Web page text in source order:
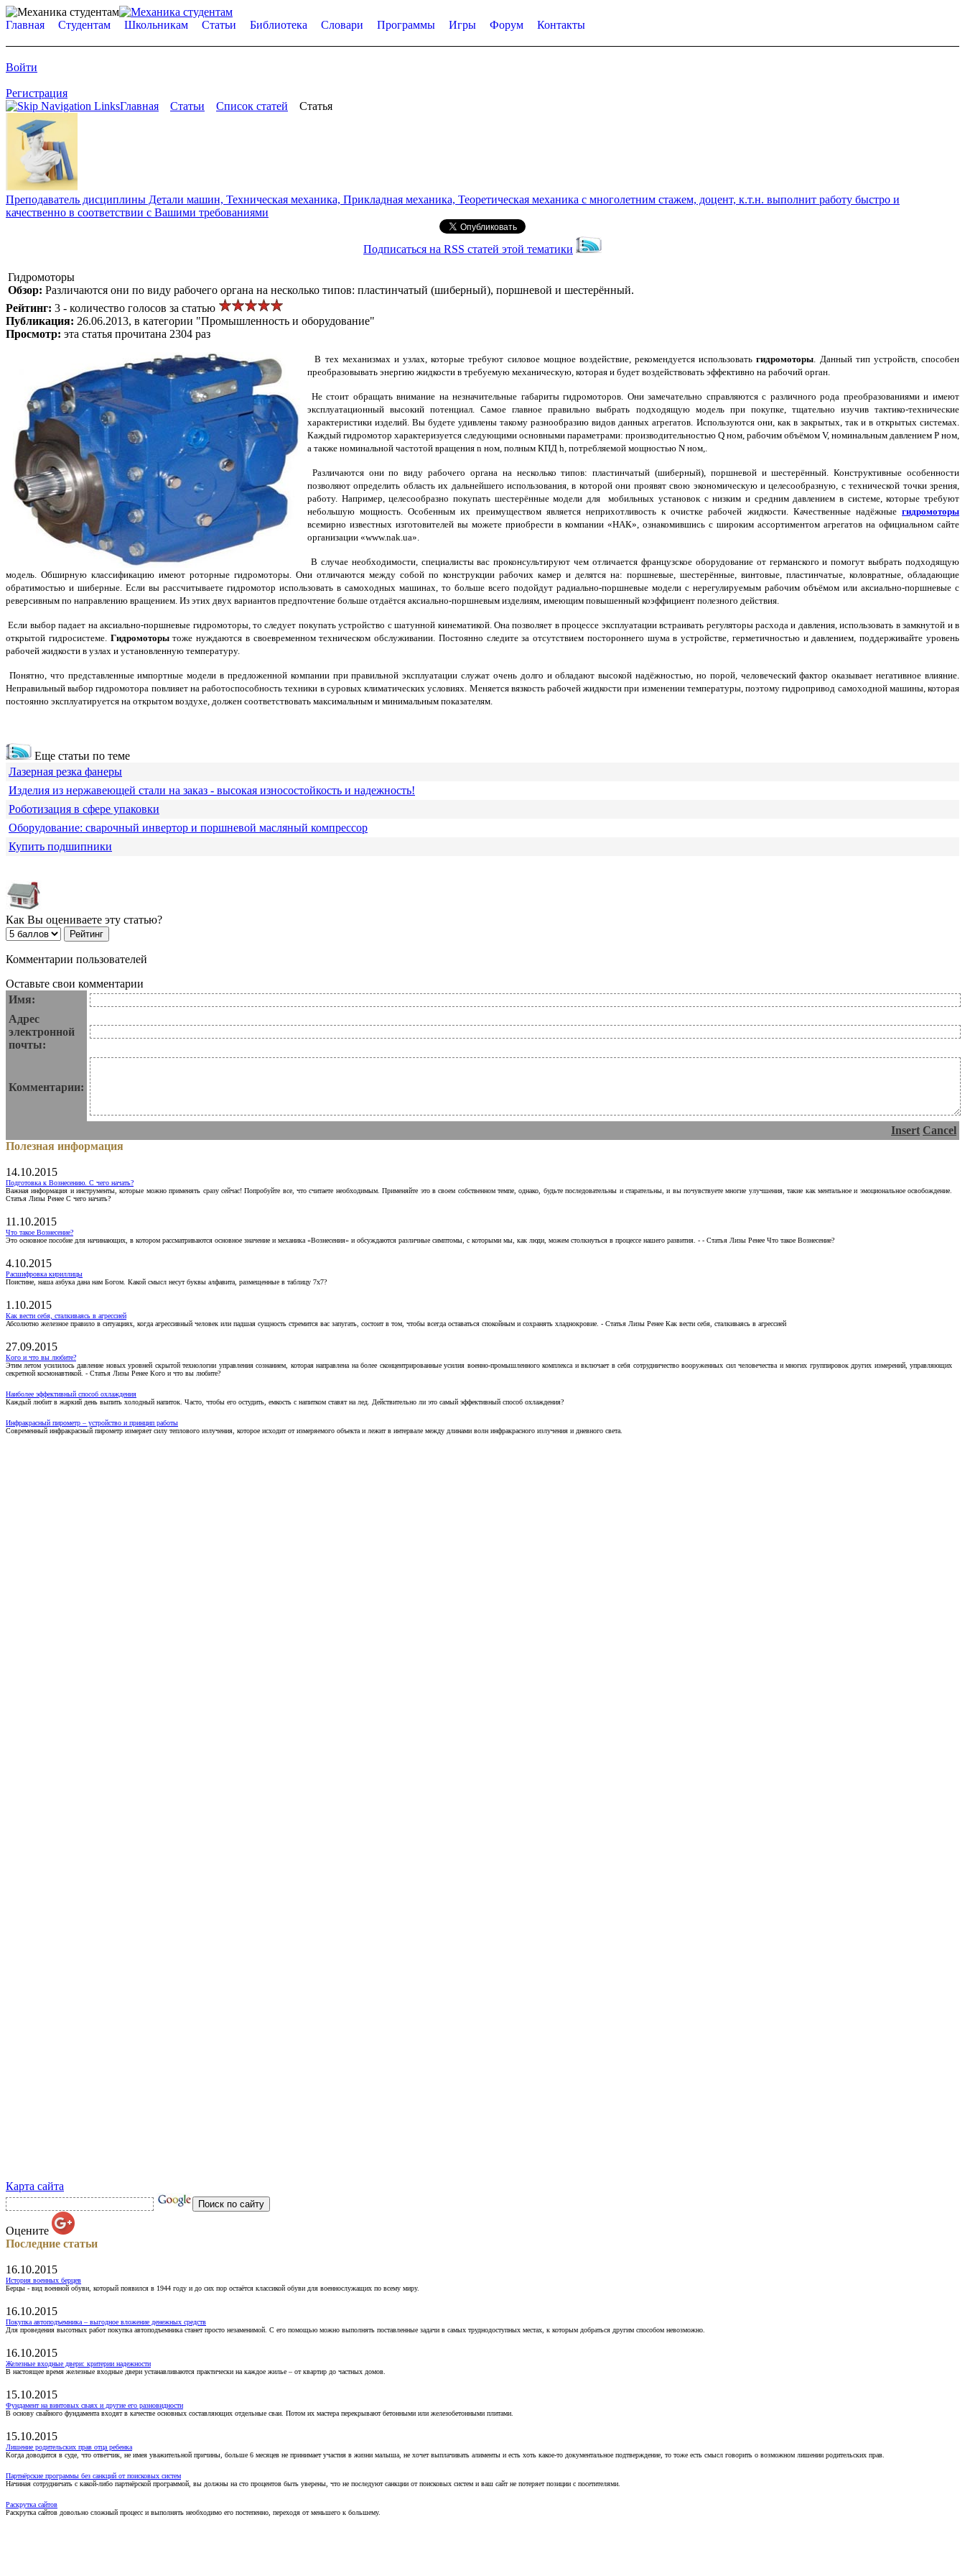
Главная Студентам Школьникам Статьи Библиотека Словари Программы Игры Форум Контакты
Войти
Регистрация
Главная
Статьи Список статей Статья
Преподаватель дисциплины Детали машин, Техническая механика, Прикладная механика, Теоретическая механика с многолетним стажем, доцент, к.т.н. выполнит работу быстро и
качественно в соответствии с Вашими требованиями
Подписаться на RSS статей этой тематики
Гидромоторы
Обзор: Различаются они по виду рабочего органа на несколько типов: пластинчатый (шиберный), поршневой и шестерённый.
Рейтинг: 3 - количество голосов за статью
Публикация: 26.06.2013, в категории "Промышленность и оборудование"
Просмотр: эта статья прочитана 2304 раз
В тех механизмах и узлах, которые требуют силовое мощное воздействие, рекомендуется использоватьгидромоторы . Данный тип устройств, способен
преобразовывать энергию жидкости в требуемую механическую, которая и будет воздействовать эффективно на рабочий орган.
Не стоит обращать внимание на незначительные габариты гидромоторов. Они замечательно справляются с различного рода преобразованиями и имеют
эксплуатационный высокий потенциал. Самое главное правильно выбрать подходящую модель при покупке, тщательно изучив тактико-технические
характеристики изделий. Вы будете удивлены такому разнообразию видов данных агрегатов. Используются они, как в закрытых, так и в открытых системах.
Каждый гидромотор характеризуется следующими основными параметрами: производительностью Q ном, рабочим объёмом V, номинальным давлением Р ном,
а также номинальной частотой вращения n ном, полным КПД h, потребляемой мощностью N ном,.
Различаются они по виду рабочего органа на несколько типов: пластинчатый (шиберный), поршневой и шестерённый. Конструктивные особенности
позволяют определить область их дальнейшего использования, в которой они проявят свою экономическую и целесообразную, с технической точки зрения,
работу. Например, целесообразно покупать шестерённые модели для мобильных установок с низким и средним давлением в системе, которые требуют
небольшую мощность. Особенным их преимуществом является неприхотливость к очистке рабочей жидкости. Качественные надёжные гидромоторы
всемирно известных изготовителей вы можете приобрести в компании «НАК», ознакомившись с широким ассортиментом агрегатов на официальном сайте
организации «www.nak.ua».
В случае необходимости, специалисты вас проконсультируют чем отличается французское оборудование от германского и помогут выбрать подходящую
модель. Обширную классификацию имеют роторные гидромоторы. Они отличаются между собой по конструкции рабочих камер и делятся на: поршневые, шестерённые, винтовые, пластинчатые, коловратные, обладающие
обратимостью и шиберные. Если вы рассчитываете гидромотор использовать в самоходных машинах, то больше всего подойдут радиально-поршневые модели с нерегулируемым рабочим объёмом или аксиально-поршневые с
реверсивным по направлению вращением. Из этих двух вариантов предпочтение больше отдаётся аксиально-поршневым изделиям, имеющим повышенный коэффициент полезного действия.
Если выбор падает на аксиально-поршневые гидромоторы, то следует покупать устройство с шатунной кинематикой. Она позволяет в процессе эксплуатации встраивать регуляторы расхода и давления, использовать в замкнутой и в
открытой гидросистеме. Гидромоторытоже нуждаются в своевременном техническом обслуживании. Постоянно следите за отсутствием постороннего шума в устройстве, герметичностью и давлением, поддерживайте уровень
рабочей жидкости в узлах и установленную температуру.
Понятно, что представленные импортные модели в предложенной компании при правильной эксплуатации служат очень долго и обладают высокой надёжностью, но порой, человеческий фактор оказывает негативное влияние.
Неправильный выбор гидромотора повлияет на работоспособность техники в суровых климатических условиях. Меняется вязкость рабочей жидкости при изменении температуры, поэтому гидропривод самоходной машины, которая
постоянно эксплуатируется на открытом воздухе, должен соответствовать максимальным и минимальным показателям.
Еще статьи по теме
Лазерная резка фанеры
Изделия из нержавеющей стали на заказ - высокая износостойкость и надежность!
Роботизация в сфере упаковки
Оборудование: сварочный инвертор и поршневой масляный компрессор
Купить подшипники
Как Вы оцениваете эту статью?
Комментарии пользователей
Оставьте свои комментарии
Имя:
Адрес
электронной
почты:
Комментарии:
Insert Cancel
Полезная информация
14.10.2015
Подготовка к Вознесению. С чего начать?
Важная информация и инструменты, которые можно применять сразу сейчас! Попробуйте все, что считаете необходимым. Применяйте это в своем собственном темпе, однако, будьте последовательны и старательны, и вы почувствуете многие улучшения, такие как ментальное и эмоциональное освобождение.
Статья Лизы Ренее С чего начать?
11.10.2015
Что такое Вознесение?
Это основное пособие для начинающих, в котором рассматриваются основное значение и механика «Вознесения» и обсуждаются различные симптомы, с которыми мы, как люди, можем столкнуться в процессе нашего развития. - - Статья Лизы Ренее Что такое Вознесение?
4.10.2015
Расшифровка кириллицы
Поистине, наша азбука дана нам Богом. Какой смысл несут буквы алфавита, размещенные в таблицу 7х7?
1.10.2015
Как вести себя, сталкиваясь в агрессией
Абсолютно железное правило в ситуациях, когда агрессивный человек или падшая сущность стремится вас запугать, состоит в том, чтобы всегда оставаться спокойным и сохранять хладнокровие. - Статья Лизы Ренее Как вести себя, сталкиваясь в агрессией
27.09.2015
Кого и что вы любите?
Этим летом усилилось давление новых уровней скрытой технологии управления сознанием, которая направлена на более сконцентрированные усилия военно-промышленного комплекса и включает в себя сотрудничество вооруженных сил человечества и многих группировок других измерений, управляющих
секретной космонавтикой. - Статья Лизы Ренее Кого и что вы любите?
Наиболее эффективный способ охлаждения
Каждый любит в жаркий день выпить холодный напиток. Часто, чтобы его остудить, емкость с напитком ставят на лед. Действительно ли это самый эффективный способ охлаждения?
Инфракрасный пирометр – устройство и принцип работы
Современный инфракрасный пирометр измеряет силу теплового излучения, которое исходит от измеряемого объекта и лежит в интервале между длинами волн инфракрасного излучения и дневного света.
Карта сайта
Оцените
Последние статьи
16.10.2015
История военных берцев
Берцы - вид военной обуви, который появился в 1944 году и до сих пор остаётся классикой обуви для военнослужащих по всему миру.
16.10.2015
Покупка автоподъемника – выгодное вложение денежных средств
Для проведения высотных работ покупка автоподъемника станет просто незаменимой. С его помощью можно выполнять поставленные задачи в самых труднодоступных местах, к которым добраться другим способом невозможно.
16.10.2015
Железные входные двери: критерии надежности
В настоящее время железные входные двери устанавливаются практически на каждое жилье – от квартир до частных домов.
15.10.2015
Фундамент на винтовых сваях и другие его разновидности
В основу свайного фундамента входят в качестве основных составляющих отдельные сваи. Потом их мастера перекрывают бетонными или железобетонными плитами.
15.10.2015
Лишение родительских прав отца ребенка
Когда доводится в суде, что ответчик, не имея уважительной причины, больше 6 месяцев не принимает участия в жизни малыша, не хочет выплачивать алименты и есть хоть какое-то документальное подтверждение, то тоже есть смысл говорить о возможном лишении родительских прав.
Партнёрские программы без санкций от поисковых систем
Начиная сотрудничать с какой-либо партнёрской программой, вы должны на сто процентов быть уверены, что не последуют санкции от поисковых систем и ваш сайт не потеряет позиции с посетителями.
Раскрутка сайтов
Раскрутка сайтов довольно сложный процесс и выполнять необходимо его постепенно, переходя от меньшего к большему.